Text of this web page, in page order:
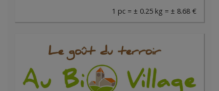
1 pc = ± 0.25 kg = ± 8.68 €